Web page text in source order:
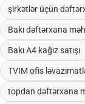
şirkətlər üçün
Bakı dəftərxana
Bakı A4 kağız satışı
TVIM ofis
topdan dəftərxana